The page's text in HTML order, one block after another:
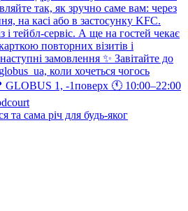
та сама річ для будь-яког